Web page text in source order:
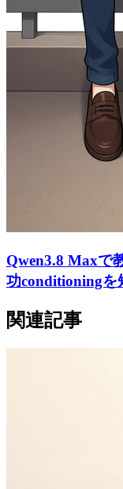
Qwen3.8 Maxで
功conditioningを
関連記事